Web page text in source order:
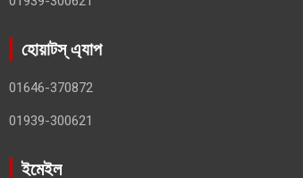
হোয়াটস্ এ্যাপ
01646-370872
01939-300621
ইমেইল